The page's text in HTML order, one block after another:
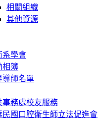
相關組織
其他資源
系學會
相簿
導師名單
事務處校友服務
民國口腔衛生師立法促進會